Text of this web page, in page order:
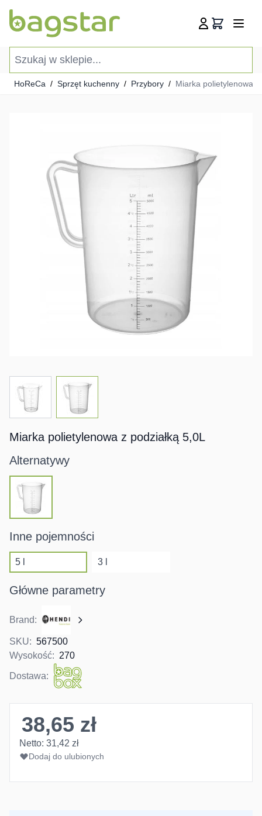
Koszyk
HoReCa / Sprzęt kuchenny / Przybory / Miarka polietylenowa z
View larger imageView larger image
Miarka polietylenowa z podziałką 5,0L
Alternatywy
Inne pojemności
5 l 3 l
Główne parametry
Brand:
SKU: 567500
Wysokość: 270
Dostawa:
38,65 zł
Netto: 31,42 zł
Dodaj do ulubionych